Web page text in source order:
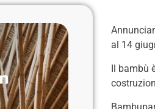
al 14
Il bambù